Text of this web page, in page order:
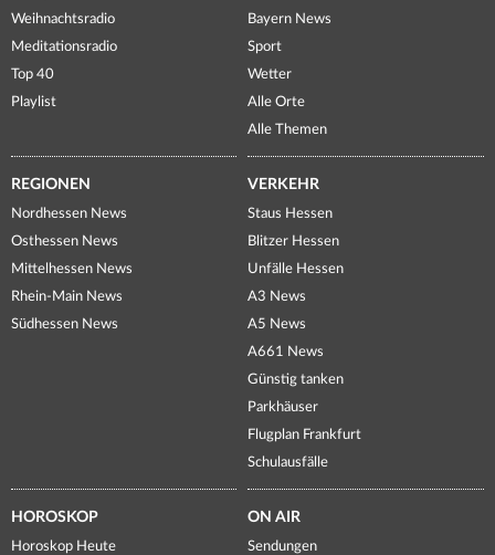
Weihnachtsradio
Meditationsradio
Top 40
Playlist
Bayern News
Sport
Wetter
Alle Orte
Alle Themen
REGIONEN
Nordhessen News
Osthessen News
Mittelhessen News
Rhein-Main News
Südhessen News
VERKEHR
Staus Hessen
Blitzer Hessen
Unfälle Hessen
A3 News
A5 News
A661 News
Günstig tanken
Parkhäuser
Flugplan Frankfurt
Schulausfälle
HOROSKOP
Horoskop Heute
ON AIR
Sendungen